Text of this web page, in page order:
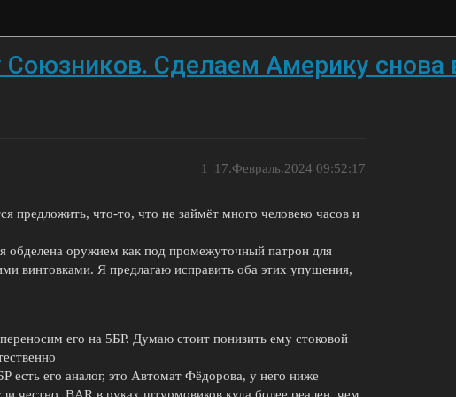
Союзников. Сделаем Америку снова
17.Февраль.2024 09:52:17
1
предложить, что-то, что не займёт много человеко часов и
обделена оружием как под промежуточный патрон для
винтовками. Я предлагаю исправить оба этих упущения,
его на 5БР. Думаю стоит понизить ему стоковой
есть его аналог, это Автомат Фёдорова, у него ниже
честно, BAR в руках штурмовиков куда более реален, чем